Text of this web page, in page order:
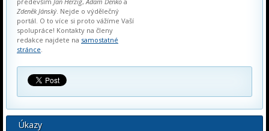
Zdeněk Jánský. Nejde o výdělečný
portál. O to více si proto vážíme Vaší
spolupráce! Kontakty na členy
redakce najdete na samostatné
stránce.
Úkazy